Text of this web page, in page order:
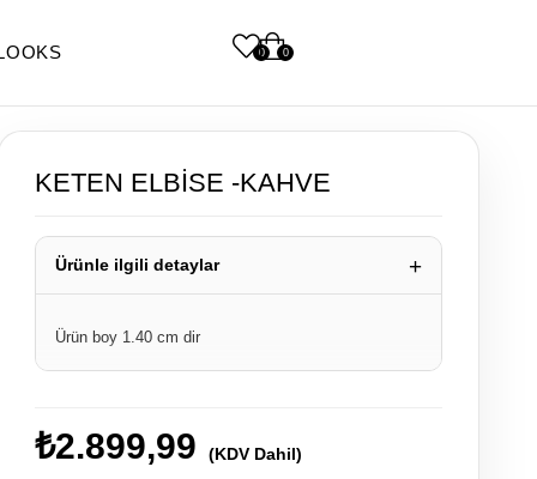
0 0
KETEN ELBİSE -KAHVE
Ürünle ilgili detaylar
Ürün boy 1.40 cm dir
₺2.899,99 (KDV Dahil)